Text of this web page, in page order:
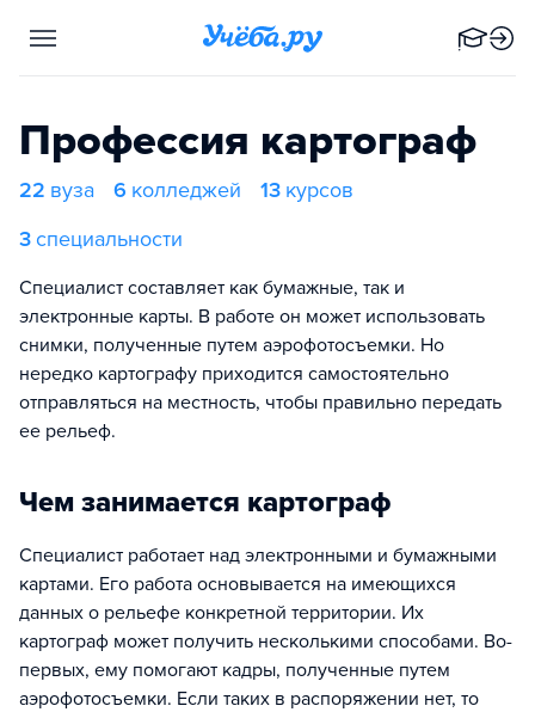
Профессия картограф
22 вуза 6 колледжей 13 курсов
3специальности
Специалист составляет как бумажные, так и
электронные карты. В работе он может использовать
снимки, полученные путем аэрофотосъемки. Но
нередко картографу приходится самостоятельно
отправляться на местность, чтобы правильно передать
ее рельеф.
Чем занимается картограф
Специалист работает над электронными и бумажными
картами. Его работа основывается на имеющихся
данных о рельефе конкретной территории. Их
картограф может получить несколькими способами. Во-
первых, ему помогают кадры, полученные путем
аэрофотосъемки. Если таких в распоряжении нет, то